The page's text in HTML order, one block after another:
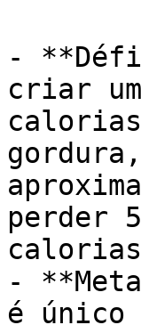
-
criar
perder
-
é único